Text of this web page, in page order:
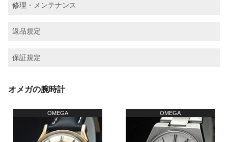
修理・メンテナンス
返品規定
保証規定
オメガの腕時計
OMEGA OMEGA